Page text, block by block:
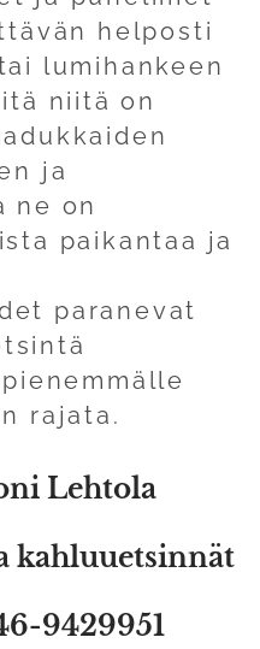
helposti
lumihankeen
niitä on
ja
ne on
paikantaa ja
paranevat
rajata.
Lehtola
kahluuetsinnät
9429951